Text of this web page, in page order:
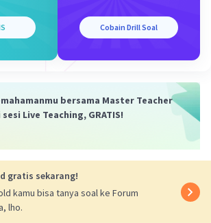
Cobain Drill Soal
bersama Master Teacher
sesi Live Teaching, GRATIS!
gratis sekarang!
kamu bisa tanya soal ke Forum
lho.